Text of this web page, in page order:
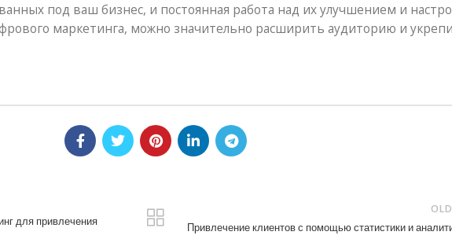
под ваш бизнес, и постоянная работа над их улучшением и
маркетинга, можно значительно расширить аудиторию и
для привлечения
Привлечение клиентов с помощью статистики и